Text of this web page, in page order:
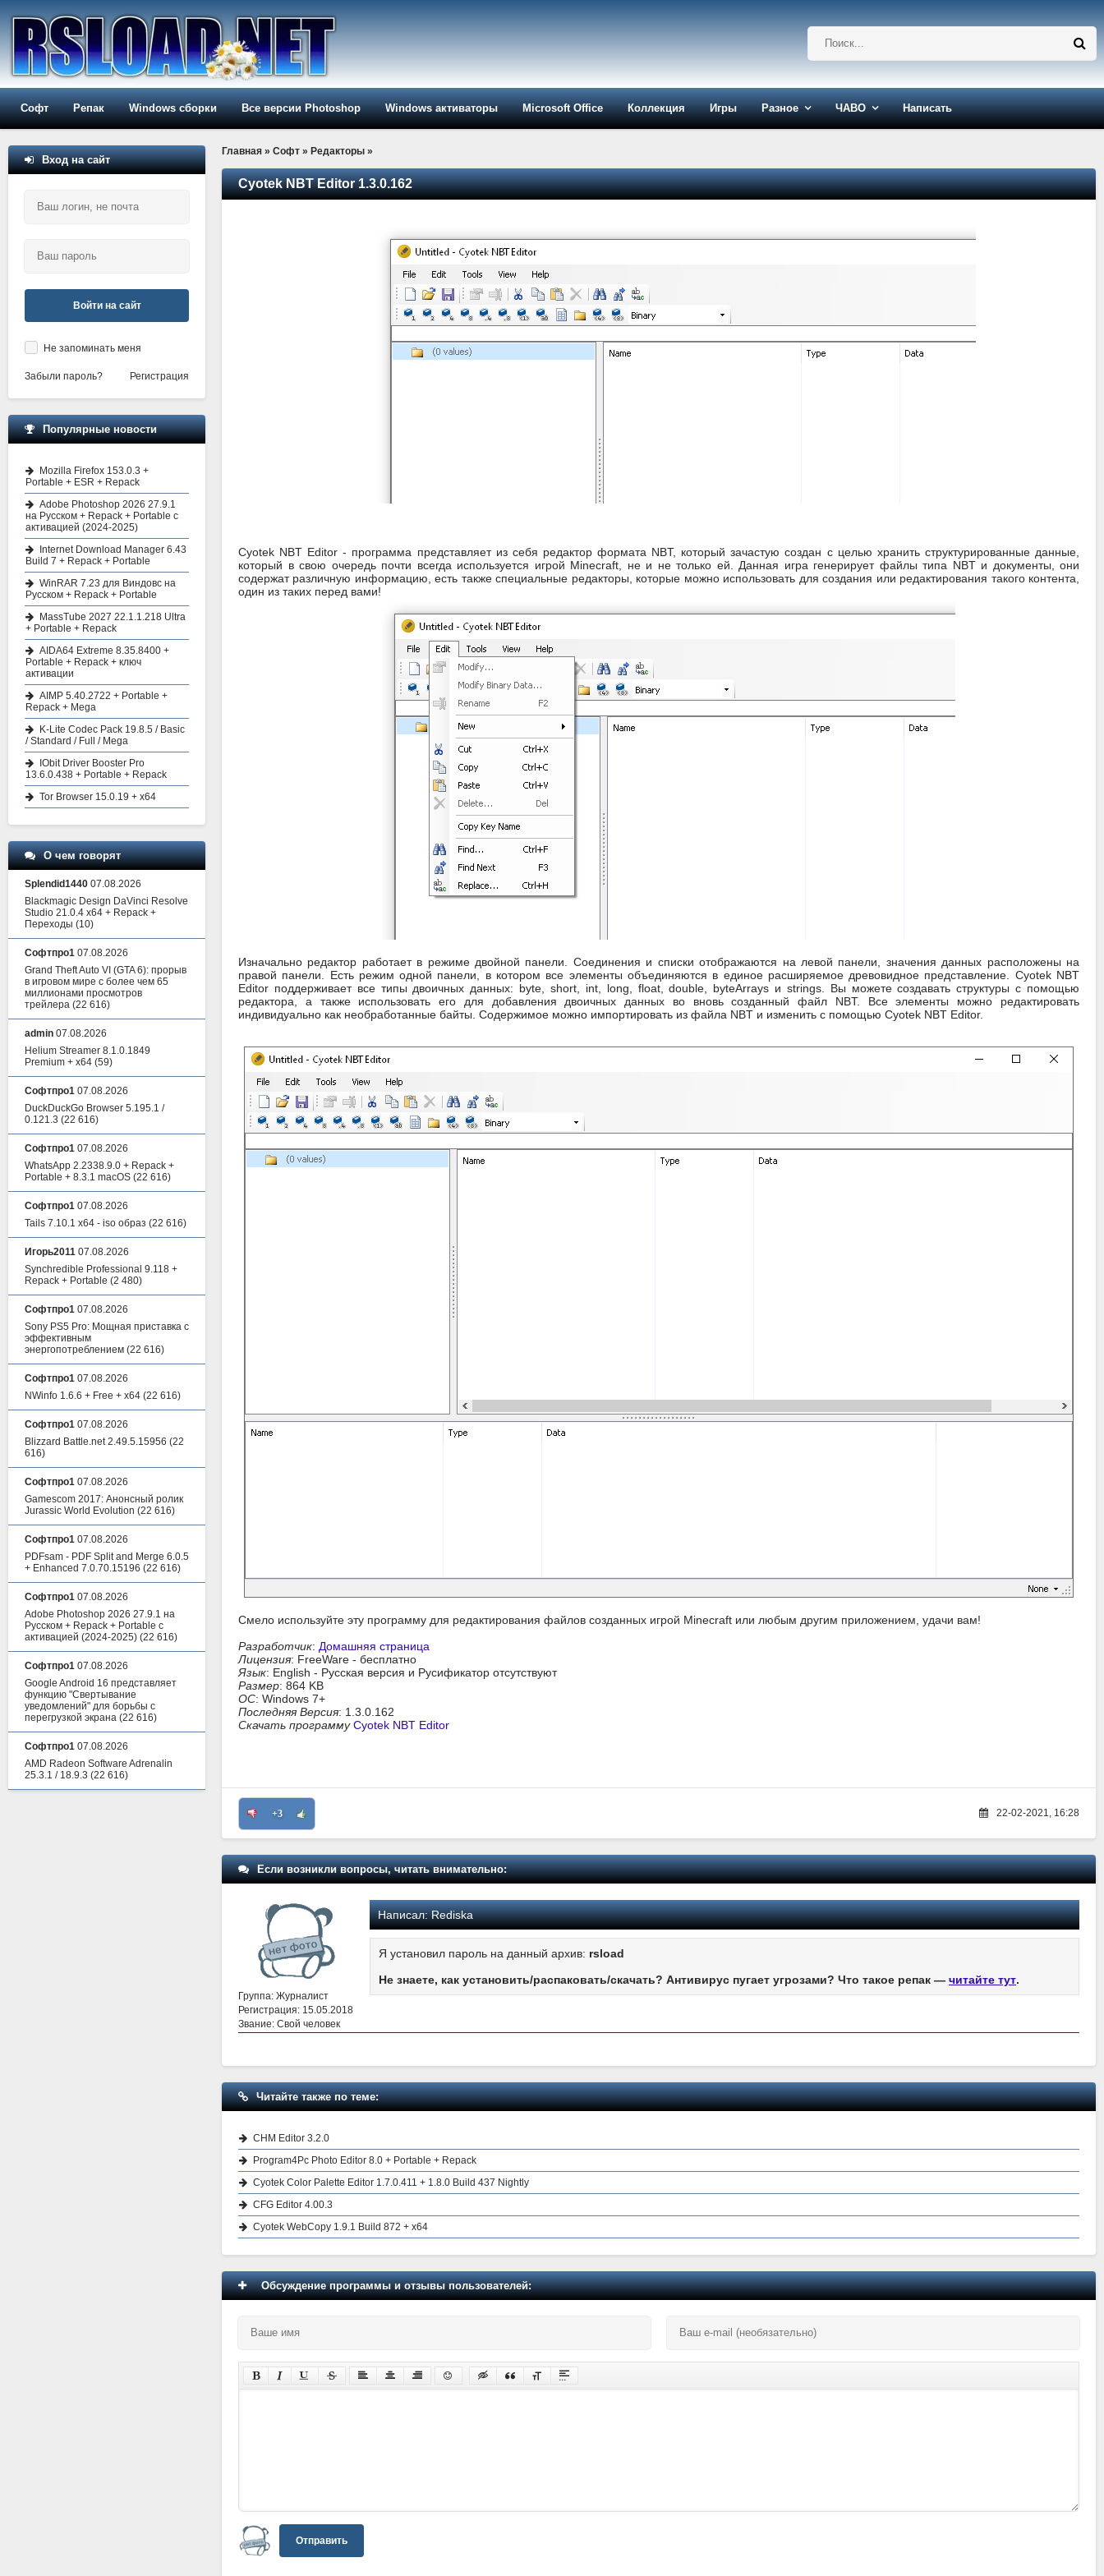
Софт Репак Windows сборки Все версии Photoshop Windows активаторы Microsoft Office Коллекция Игры Разное ЧАВО Написать
Главная » Софт » Редакторы »
Cyotek NBT Editor 1.3.0.162
Cyotek NBT Editor - программа представляет из себя редактор формата NBT, который зачастую создан с целью хранить структурированные данные,
который в свою очередь почти всегда используется игрой Minecraft, не и не только ей. Данная игра генерирует файлы типа NBT и документы, они
содержат различную информацию, есть также специальные редакторы, которые можно использовать для создания или редактирования такого контента,
один из таких перед вами!
Изначально редактор работает в режиме двойной панели. Соединения и списки отображаются на левой панели, значения данных расположены на
правой панели. Есть режим одной панели, в котором все элементы объединяются в единое расширяемое древовидное представление. Cyotek NBT
Editor поддерживает все типы двоичных данных: byte, short, int, long, float, double, byteArrays и strings. Вы можете создавать структуры с помощью
редактора, а также использовать его для добавления двоичных данных во вновь созданный файл NBT. Все элементы можно редактировать
индивидуально как необработанные байты. Содержимое можно импортировать из файла NBT и изменить с помощью Cyotek NBT Editor.
Смело используйте эту программу для редактирования файлов созданных игрой Minecraft или любым другим приложением, удачи вам!
Разработчик: Домашняя страница
Лицензия: FreeWare - бесплатно
Язык: English - Русская версия и Русификатор отсутствуют
Размер: 864 KB
ОС: Windows 7+
Последняя Версия: 1.3.0.162
Скачать программуCyotek NBT Editor
+3 22-02-2021, 16:28
Если возникли вопросы, читать внимательно:
Группа: Журналист
Регистрация: 15.05.2018
Звание: Свой человек
Написал:Rediska
Я установил пароль на данный архив: rsload
Не знаете, как установить/распаковать/скачать? Антивирус пугает угрозами? Что такое репак — читайте тут.
Читайте также по теме:
CHM Editor 3.2.0
Program4Pc Photo Editor 8.0 + Portable + Repack
Cyotek Color Palette Editor 1.7.0.411 + 1.8.0 Build 437 Nightly
CFG Editor 4.00.3
Cyotek WebCopy 1.9.1 Build 872 + x64
Обсуждение программы и отзывы пользователей:
Отправить
Вход на сайт
Войти на сайт
Не запоминать меня
Забыли пароль? Регистрация
Популярные новости
Mozilla Firefox 153.0.3 +
Portable + ESR + Repack
Adobe Photoshop 2026 27.9.1
на Русском + Repack + Portable с
активацией (2024-2025)
Internet Download Manager 6.43
Build 7 + Repack + Portable
WinRAR 7.23 для Виндовс на
Русском + Repack + Portable
MassTube 2027 22.1.1.218 Ultra
+ Portable + Repack
AIDA64 Extreme 8.35.8400 +
Portable + Repack + ключ
активации
AIMP 5.40.2722 + Portable +
Repack + Mega
K-Lite Codec Pack 19.8.5 / Basic
/ Standard / Full / Mega
IObit Driver Booster Pro
13.6.0.438 + Portable + Repack
Tor Browser 15.0.19 + x64
О чем говорят
Splendid1440 07.08.2026
Blackmagic Design DaVinci Resolve
Studio 21.0.4 x64 + Repack +
Переходы (10)
Софтпро1 07.08.2026
Grand Theft Auto VI (GTA 6): прорыв
в игровом мире с более чем 65
миллионами просмотров
трейлера (22 616)
admin 07.08.2026
Helium Streamer 8.1.0.1849
Premium + x64 (59)
Софтпро1 07.08.2026
DuckDuckGo Browser 5.195.1 /
0.121.3 (22 616)
Софтпро1 07.08.2026
WhatsApp 2.2338.9.0 + Repack +
Portable + 8.3.1 macOS (22 616)
Софтпро1 07.08.2026
Tails 7.10.1 x64 - iso образ (22 616)
Игорь2011 07.08.2026
Synchredible Professional 9.118 +
Repack + Portable (2 480)
Софтпро1 07.08.2026
Sony PS5 Pro: Мощная приставка с
эффективным
энергопотреблением (22 616)
Софтпро1 07.08.2026
NWinfo 1.6.6 + Free + x64 (22 616)
Софтпро1 07.08.2026
Blizzard Battle.net 2.49.5.15956 (22
616)
Софтпро1 07.08.2026
Gamescom 2017: Анонсный ролик
Jurassic World Evolution (22 616)
Софтпро1 07.08.2026
PDFsam - PDF Split and Merge 6.0.5
+ Enhanced 7.0.70.15196 (22 616)
Софтпро1 07.08.2026
Adobe Photoshop 2026 27.9.1 на
Русском + Repack + Portable с
активацией (2024-2025) (22 616)
Софтпро1 07.08.2026
Google Android 16 представляет
функцию "Свертывание
уведомлений" для борьбы с
перегрузкой экрана (22 616)
Софтпро1 07.08.2026
AMD Radeon Software Adrenalin
25.3.1 / 18.9.3 (22 616)